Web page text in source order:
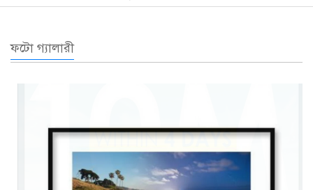
ফটো গ্যালারী